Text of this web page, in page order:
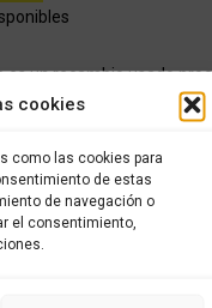
cookies
como las cookies para
de estas
de navegación o
el consentimiento,
es un recambio usado
en nuestro
posible. Todos los
verificados y
COMPRAR